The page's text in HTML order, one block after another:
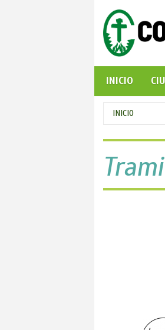
INICIO
Se
usted
aquí
INICIO